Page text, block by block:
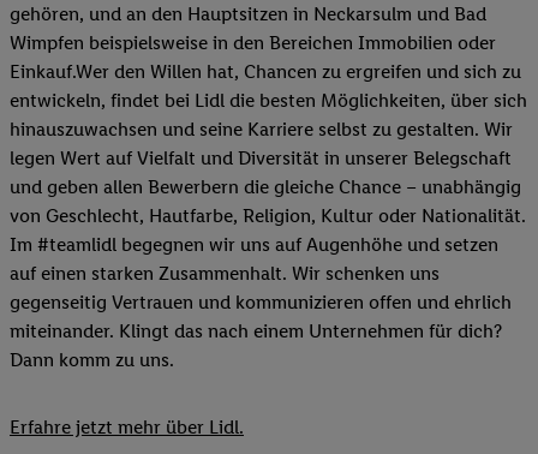
gehören, und an den Hauptsitzen in Neckarsulm und Bad
Wimpfen beispielsweise in den Bereichen Immobilien oder
Einkauf.Wer den Willen hat, Chancen zu ergreifen und sich zu
entwickeln, findet bei Lidl die besten Möglichkeiten, über sich
hinauszuwachsen und seine Karriere selbst zu gestalten. Wir
legen Wert auf Vielfalt und Diversität in unserer Belegschaft
und geben allen Bewerbern die gleiche Chance – unabhängig
von Geschlecht, Hautfarbe, Religion, Kultur oder Nationalität.
Im #teamlidl begegnen wir uns auf Augenhöhe und setzen
auf einen starken Zusammenhalt. Wir schenken uns
gegenseitig Vertrauen und kommunizieren offen und ehrlich
miteinander. Klingt das nach einem Unternehmen für dich?
Dann komm zu uns.​
Erfahre jetzt mehr über Lidl.